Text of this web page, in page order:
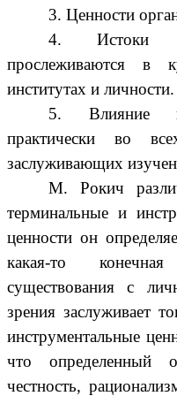
3. Ценности
4. Истоки
прослеживаются в
институтах и личности.
5. Влияние
практически во
заслуживающих
М. Рокич
терминальные и
ценности он
какая-то
существования с
зрения заслуживает
инструментальные
что определенный
честность,